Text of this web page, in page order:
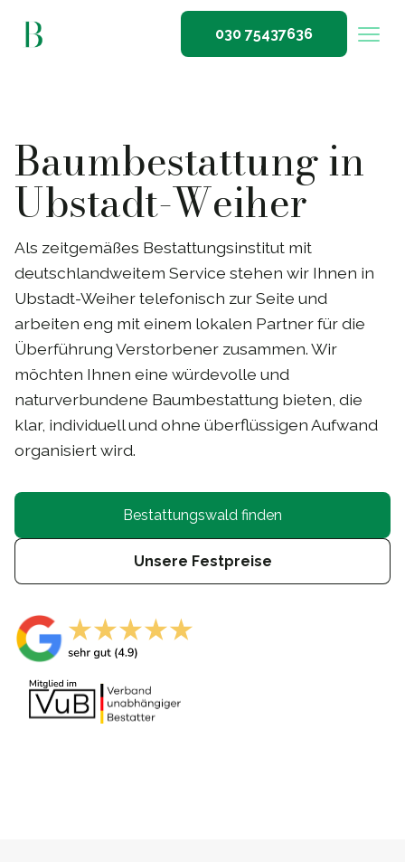
030 75437636
Baumbestattung in
Ubstadt-Weiher
Als zeitgemäßes Bestattungsinstitut mit
deutschlandweitem Service stehen wir Ihnen in
Ubstadt-Weiher telefonisch zur Seite und
arbeiten eng mit einem lokalen Partner für die
Überführung Verstorbener zusammen. Wir
möchten Ihnen eine würdevolle und
naturverbundene Baumbestattung bieten, die
klar, individuell und ohne überflüssigen Aufwand
organisiert wird.
Bestattungswald finden
Unsere Festpreise